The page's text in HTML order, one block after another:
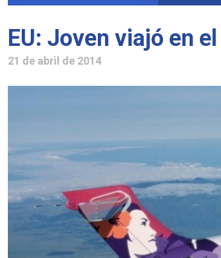
EU: Joven viajó en
21 de abril de 2014